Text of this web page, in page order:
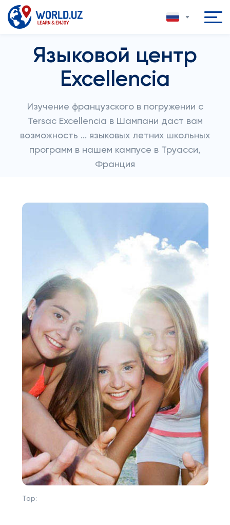
Языковой центр
Excellencia
Изучение французского в погружении с
Tersac Excellencia в Шампани даст вам
возможность ... языковых летних школьных
программ в нашем кампусе в Труасси,
Франция
Top: